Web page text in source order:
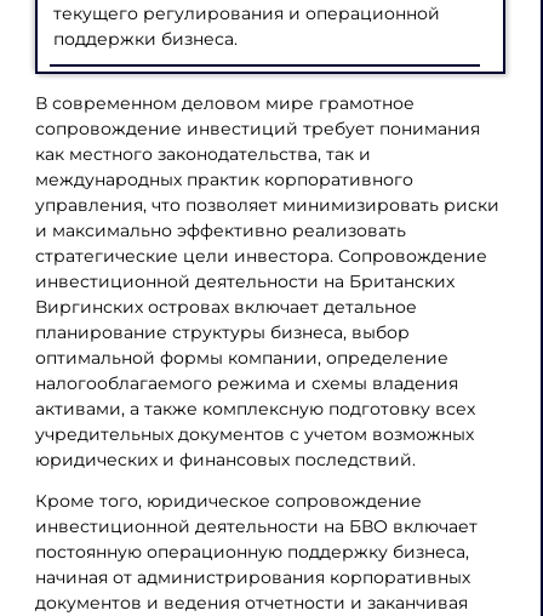
текущего регулирования и операционной
поддержки бизнеса.
В современном деловом мире грамотное
сопровождение инвестиций требует понимания
как местного законодательства, так и
международных практик корпоративного
управления, что позволяет минимизировать риски
и максимально эффективно реализовать
стратегические цели инвестора. Сопровождение
инвестиционной деятельности на Британских
Виргинских островах включает детальное
планирование структуры бизнеса, выбор
оптимальной формы компании, определение
налогооблагаемого режима и схемы владения
активами, а также комплексную подготовку всех
учредительных документов с учетом возможных
юридических и финансовых последствий.
Кроме того, юридическое сопровождение
инвестиционной деятельности на БВО включает
постоянную операционную поддержку бизнеса,
начиная от администрирования корпоративных
документов и ведения отчетности и заканчивая